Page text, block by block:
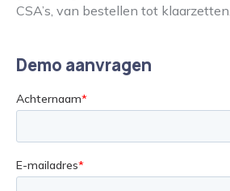
CSA’s, van bestellen tot klaarzetten.
Demo aanvragen